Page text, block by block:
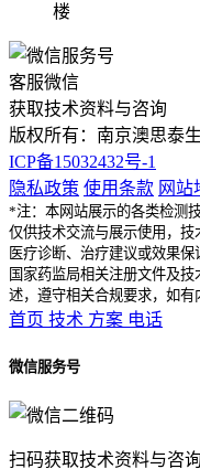
楼
客服微信
获取技术资料与咨询
版权所有：南京澳思泰
ICP备15032432号-1
隐私政策 使用条款 网站
*注：本网站展示的各类检测
仅供技术交流与展示使用，
医疗诊断、治疗建议或效果
国家药监局相关注册文件及
述，遵守相关合规要求，如有
首页 技术 方案 电话
微信服务号
扫码获取技术资料与咨询